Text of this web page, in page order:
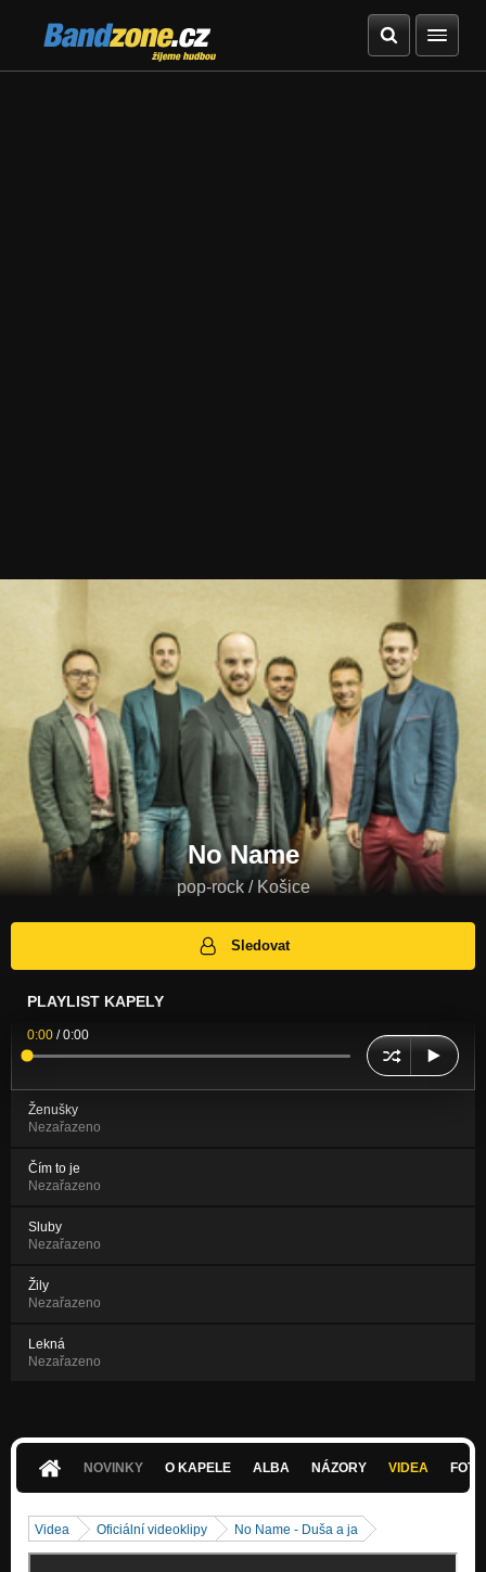
Bandzone.cz
žijeme hudbou
No Name
pop-rock / Košice
Sledovat
PLAYLIST KAPELY
0:00 /0:00
Ženušky
Nezařazeno
Čím to je
Nezařazeno
Sluby
Nezařazeno
Žily
Nezařazeno
Lekná
Nezařazeno
NOVINKY O KAPELE ALBA NÁZORY VIDEA
Videa Oficiální videoklipy No Name - Duša a ja